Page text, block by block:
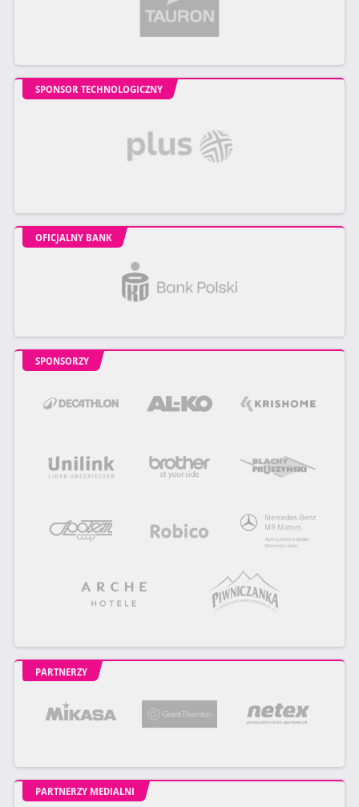
SPONSOR TECHNOLOGICZNY
OFICJALNY BANK
SPONSORZY
PARTNERZY
PARTNERZY MEDIALNI